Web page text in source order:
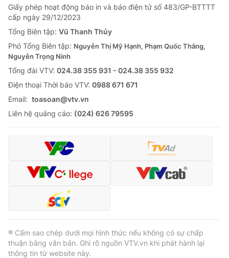
Giấy phép hoạt động báo in và báo điện tử số 483/GP-BTTTT
cấp ngày 29/12/2023
Tổng Biên tập: Vũ Thanh Thủy
Phó Tổng Biên tập: Nguyễn Thị Mỹ Hạnh, Phạm Quốc Thắng,
Nguyễn Trọng Ninh
Tổng đài VTV: 024.38 355 931 - 024.38 355 932
Ðiện thoại Thời báo VTV: 0988 671 671
Email: toasoan@vtv.vn
Liên hệ quảng cáo: (024) 626 79595
® Cấm sao chép dưới mọi hình thức nếu không có sự chấp
thuận bằng văn bản. Ghi rõ nguồn VTV.vn khi phát hành lại
thông tin từ website này.